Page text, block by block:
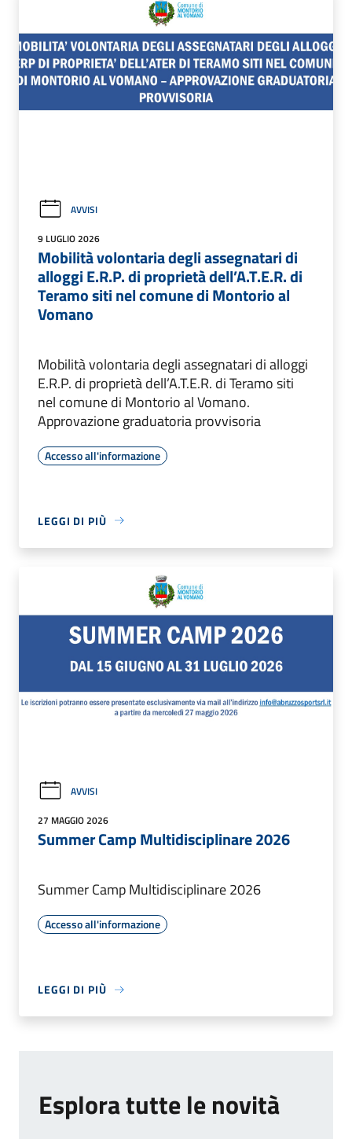
AVVISI
9 LUGLIO 2026
Mobilità volontaria degli assegnatari di
alloggi E.R.P. di proprietà dell’A.T.E.R. di
Teramo siti nel comune di Montorio al
Vomano
Mobilità volontaria degli assegnatari di alloggi
E.R.P. di proprietà dell’A.T.E.R. di Teramo siti
nel comune di Montorio al Vomano.
Approvazione graduatoria provvisoria
Accesso all'informazione
LEGGI DI PIÙ
AVVISI
27 MAGGIO 2026
Summer Camp Multidisciplinare 2026
Summer Camp Multidisciplinare 2026
Accesso all'informazione
LEGGI DI PIÙ
Esplora tutte le novità